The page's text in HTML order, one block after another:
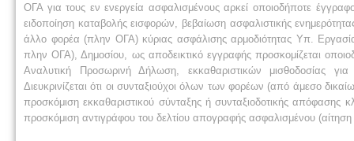
ΟΓΑ για τους εν ενεργεία ασφαλισμένους αρκεί οποιοδήποτε
ειδοποίηση καταβολής εισφορών, βεβαίωση ασφαλιστικής
άλλο φορέα (πλην ΟΓΑ) κύριας ασφάλισης αρμοδιότητας Υπ.
πλην ΟΓΑ), Δημοσίου, ως αποδεικτικό εγγραφής προσκομίζεται
Αναλυτική Προσωρινή Δήλωση, εκκαθαριστικών μισθοδοσίας
Διευκρινίζεται ότι οι συνταξιούχοι όλων των φορέων (από άμεσο
προσκόμιση εκκαθαριστικού σύνταξης ή συνταξιοδοτικής
προσκόμιση αντιγράφου του δελτίου απογραφής ασφαλισμένου